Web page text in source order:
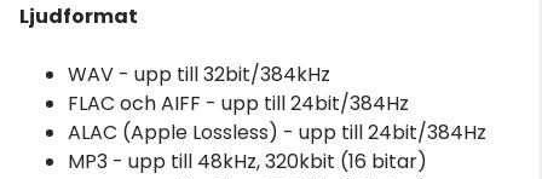
Ljudformat
WAV - upp till 32bit/384kHz
FLAC och AIFF - upp till 24bit/384Hz
ALAC (Apple Lossless) - upp till 24bit/384Hz
MP3 - upp till 48kHz, 320kbit (16 bitar)